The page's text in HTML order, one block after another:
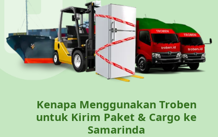
Kenapa Menggunakan Troben
untuk Kirim Paket & Cargo ke
Samarinda